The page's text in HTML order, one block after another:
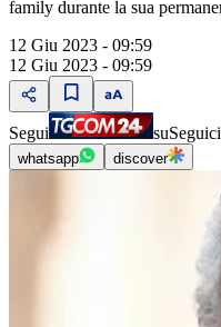
family durante la sua
12 Giu 2023 - 09:59
12 Giu 2023 - 09:59
Segui su
whatsapp discover